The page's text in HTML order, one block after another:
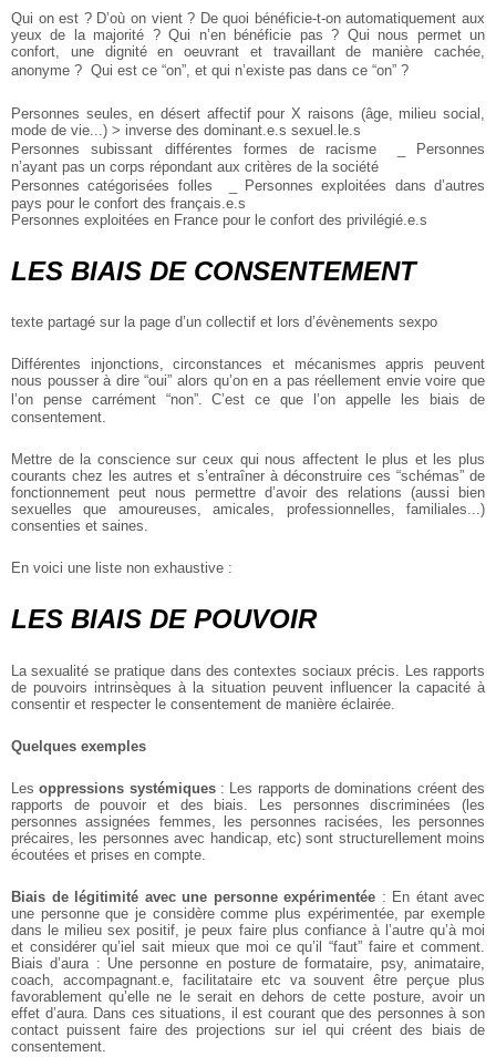
Qui on est ? D’où on vient ? De quoi bénéficie-t-on automatiquement aux
yeux de la majorité ? Qui n’en bénéficie pas ? Qui nous permet un
confort, une dignité en oeuvrant et travaillant de manière cachée,
anonyme ? Qui est ce “on”, et qui n’existe pas dans ce “on” ?
Personnes seules, en désert affectif pour X raisons (âge, milieu social,
mode de vie...) > inverse des dominant.e.s sexuel.le.s
Personnes subissant différentes formes de racisme _ Personnes
n’ayant pas un corps répondant aux critères de la société
Personnes catégorisées folles _ Personnes exploitées dans d’autres
pays pour le confort des français.e.s
Personnes exploitées en France pour le confort des privilégié.e.s
LES BIAIS DE CONSENTEMENT
texte partagé sur la page d’un collectif et lors d’évènements sexpo
Différentes injonctions, circonstances et mécanismes appris peuvent
nous pousser à dire “oui” alors qu’on en a pas réellement envie voire que
l’on pense carrément “non”. C’est ce que l’on appelle les biais de
consentement.
Mettre de la conscience sur ceux qui nous affectent le plus et les plus
courants chez les autres et s’entraîner à déconstruire ces “schémas” de
fonctionnement peut nous permettre d’avoir des relations (aussi bien
sexuelles que amoureuses, amicales, professionnelles, familiales...)
consenties et saines.
En voici une liste non exhaustive :
LES BIAIS DE POUVOIR
La sexualité se pratique dans des contextes sociaux précis. Les rapports
de pouvoirs intrinsèques à la situation peuvent influencer la capacité à
consentir et respecter le consentement de manière éclairée.
Quelques exemples
Lesoppressions systémiques: Les rapports de dominations créent des
rapports de pouvoir et des biais. Les personnes discriminées (les
personnes assignées femmes, les personnes racisées, les personnes
précaires, les personnes avec handicap, etc) sont structurellement moins
écoutées et prises en compte.
Biais de légitimité avec une personne expérimentée : En étant avec
une personne que je considère comme plus expérimentée, par exemple
dans le milieu sex positif, je peux faire plus confiance à l’autre qu’à moi
et considérer qu’iel sait mieux que moi ce qu’il “faut” faire et comment.
Biais d’aura : Une personne en posture de formataire, psy, animataire,
coach, accompagnant.e, facilitataire etc va souvent être perçue plus
favorablement qu’elle ne le serait en dehors de cette posture, avoir un
effet d’aura. Dans ces situations, il est courant que des personnes à son
contact puissent faire des projections sur iel qui créent des biais de
consentement.